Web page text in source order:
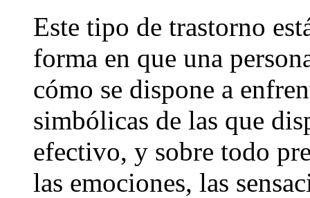
Este tipo de trastorno
forma en que una
cómo se dispone a
simbólicas de las que
efectivo, y sobre todo
las emociones, las